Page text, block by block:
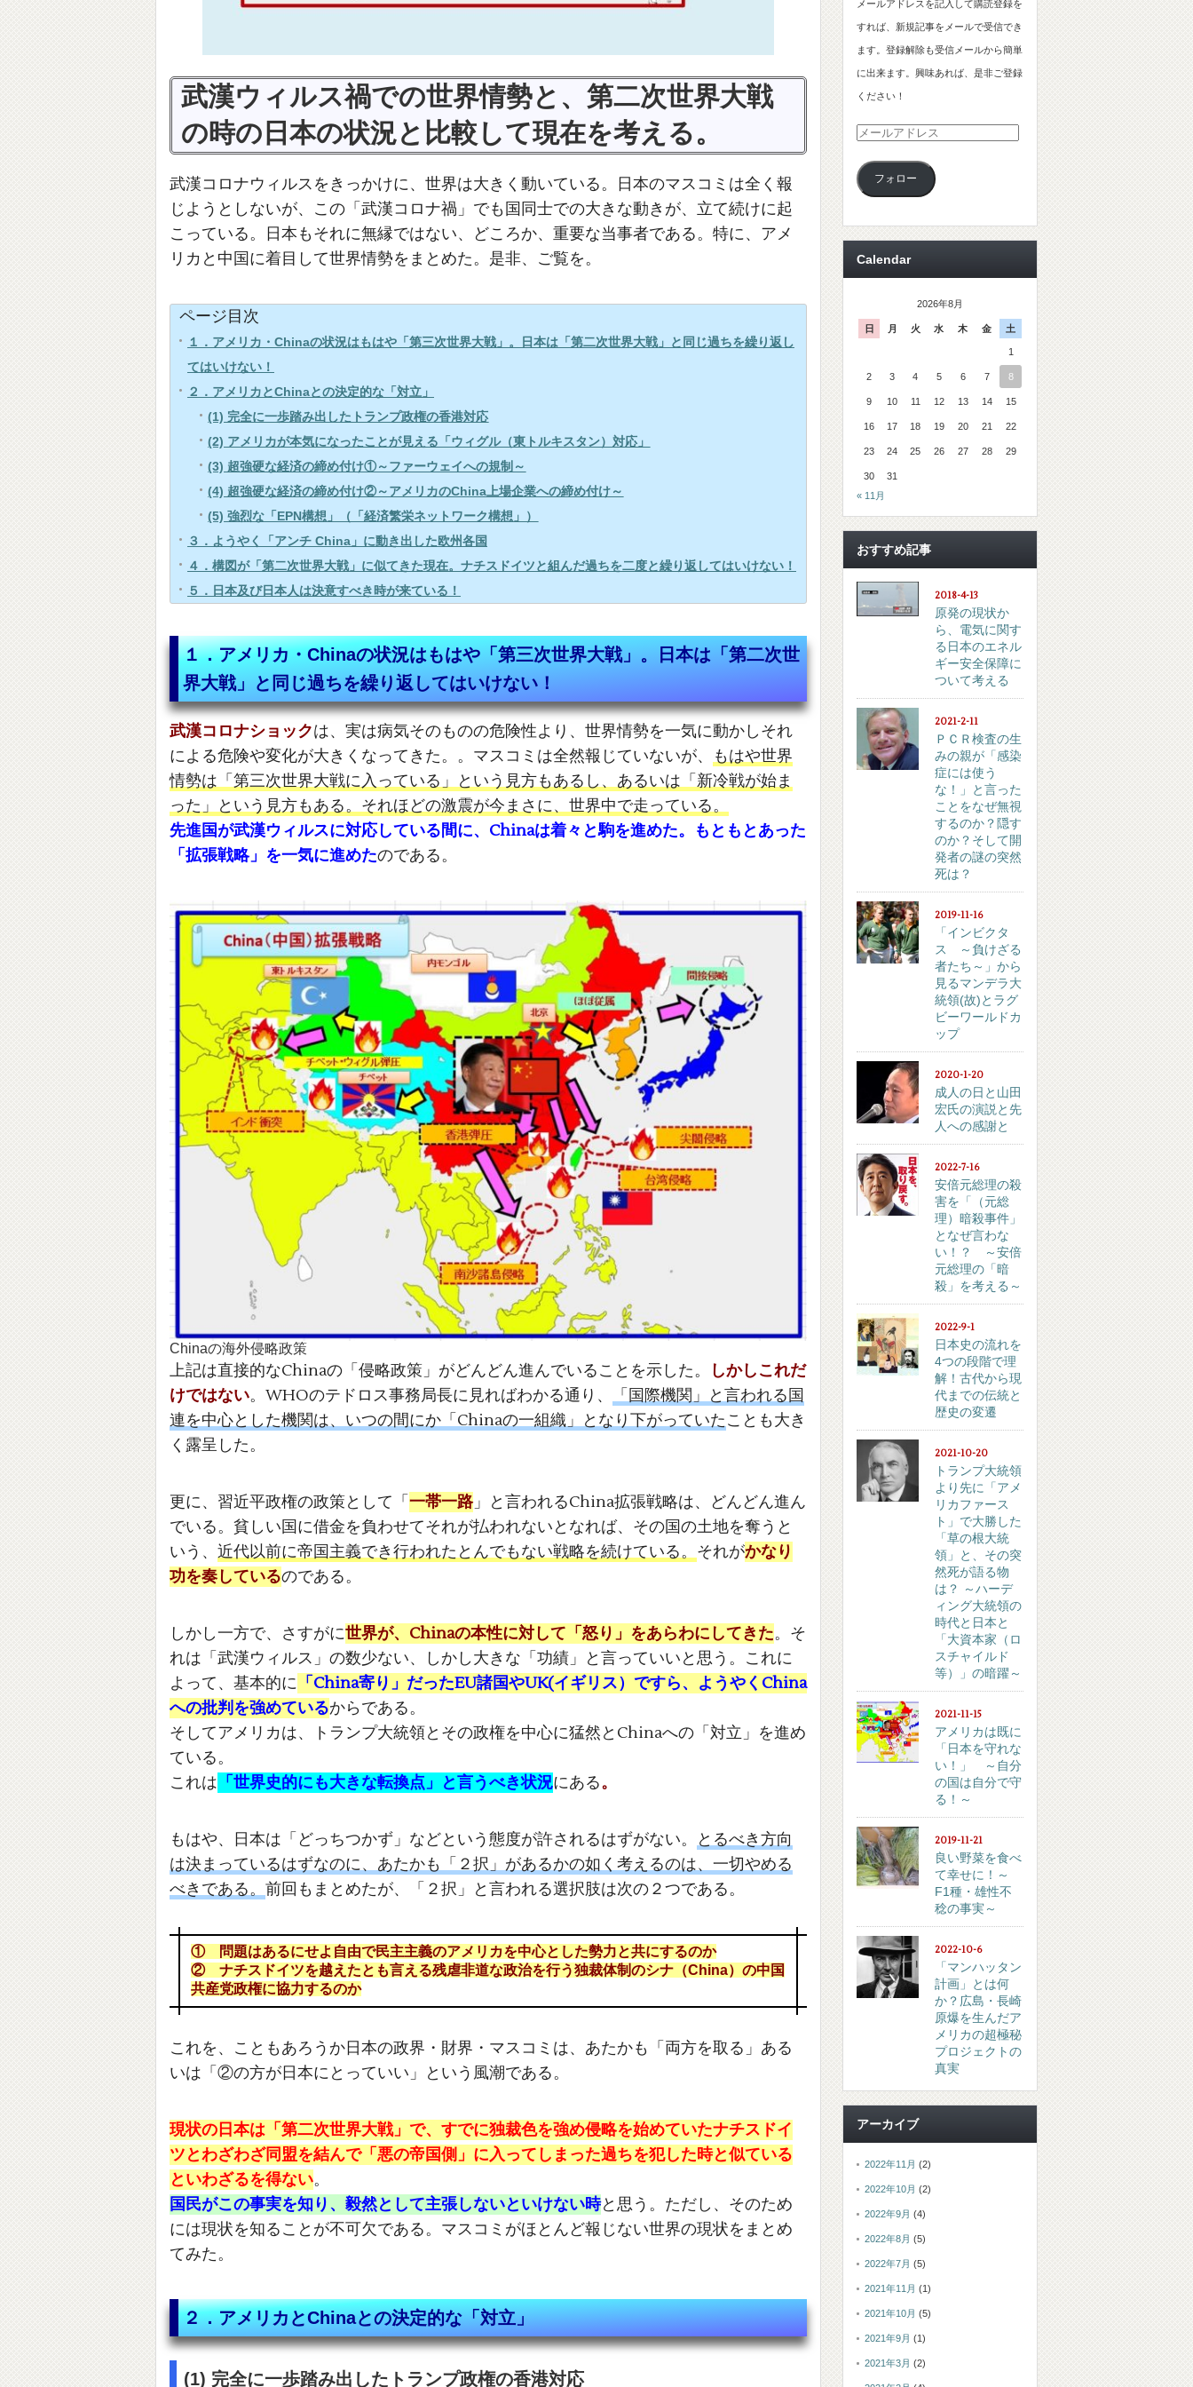
武漢ウィルス禍での世界情勢と、第二次世界大戦
の時の日本の状況と比較して現在を考える。
武漢コロナウィルスをきっかけに、世界は大きく動いている。日本のマスコミは全く報
じようとしないが、この「武漢コロナ禍」でも国同士での大きな動きが、立て続けに起
こっている。日本もそれに無縁ではない、どころか、重要な当事者である。特に、アメ
リカと中国に着目して世界情勢をまとめた。是非、ご覧を。
ページ目次
１．アメリカ・Chinaの状況はもはや「第三次世界大戦」。日本は「第二次世界大戦」と同じ過ちを繰り返し
てはいけない！
２．アメリカとChinaとの決定的な「対立」
(1) 完全に一歩踏み出したトランプ政権の香港対応
(2) アメリカが本気になったことが見える「ウィグル（東トルキスタン）対応」
(3) 超強硬な経済の締め付け①～ファーウェイへの規制～
(4) 超強硬な経済の締め付け②～アメリカのChina上場企業への締め付け～
(5) 強烈な「EPN構想」（「経済繁栄ネットワーク構想」）
３．ようやく「アンチ China」に動き出した欧州各国
４．構図が「第二次世界大戦」に似てきた現在。ナチスドイツと組んだ過ちを二度と繰り返してはいけない！
５．日本及び日本人は決意すべき時が来ている！
１．アメリカ・Chinaの状況はもはや「第三次世界大戦」。日本は「第二次世
界大戦」と同じ過ちを繰り返してはいけない！
武漢コロナショックは、実は病気そのものの危険性より、世界情勢を一気に動かしそれ
による危険や変化が大きくなってきた。。マスコミは全然報じていないが、
もはや世界
情勢は「第三次世界大戦に入っている」という見方もあるし、あるいは「新冷戦が始ま
った」という見方もある。それほどの激震が今まさに、世界中で走っている。
先進国が武漢ウィルスに対応している間に、Chinaは着々と駒を進めた。もともとあった
「拡張戦略」を一気に進めたのである。
Chinaの海外侵略政策
上記は直接的なChinaの「侵略政策」がどんどん進んでいることを示した。
しかしこれだ
けではない。WHOのテドロス事務局長に見ればわかる通り、
「国際機関」と言われる国
連を中心とした機関は、いつの間にか「Chinaの一組織」となり下がっていたことも大き
く露呈した。
更に、習近平政権の政策として「 一帯一路」と言われるChina拡張戦略は、どんどん進ん
でいる。貧しい国に借金を負わせてそれが払われないとなれば、その国の土地を奪うと
いう、 近代以前に帝国主義でき行われたとんでもない戦略を続けている。 それがかなり
功を奏しているのである。
しかし一方で、さすがに世界が、Chinaの本性に対して「怒り」をあらわにしてきた。そ
れは「武漢ウィルス」の数少ない、しかし大きな「功績」と言っていいと思う。これに
よって、基本的に 「China寄り」だったEU諸国やUK(イギリス）ですら、ようやくChina
への批判を強めているからである。
そしてアメリカは、トランプ大統領とその政権を中心に猛然とChinaへの「対立」を進め
ている。
これは 「世界史的にも大きな転換点」と言うべき状況にある。
もはや、日本は「どっちつかず」などという態度が許されるはずがない。
とるべき方向
は決まっているはずなのに、あたかも「２択」があるかの如く考えるのは、一切やめる
べきである。 前回もまとめたが、「２択」と言われる選択肢は次の２つである。
① 問題はあるにせよ自由で民主主義のアメリカを中心とした勢力と共にするのか
② ナチスドイツを越えたとも言える残虐非道な政治を行う独裁体制のシナ（China）の中国
共産党政権に協力するのか
これを、こともあろうか日本の政界・財界・マスコミは、あたかも「両方を取る」ある
いは「②の方が日本にとっていい」という風潮である。
現状の日本は「第二次世界大戦」で、すでに独裁色を強め侵略を始めていたナチスドイ
ツとわざわざ同盟を結んで「悪の帝国側」に入ってしまった過ちを犯した時と似ている
といわざるを得ない。
国民がこの事実を知り、毅然として主張しないといけない時と思う。ただし、そのため
には現状を知ることが不可欠である。マスコミがほとんど報じない世界の現状をまとめ
てみた。
２．アメリカとChinaとの決定的な「対立」
(1) 完全に一歩踏み出したトランプ政権の香港対応
メールアドレスを記入して購読登録を
すれば、新規記事をメールで受信でき
ます。登録解除も受信メールから簡単
に出来ます。興味あれば、是非ご登録
ください！
メ
ル
ド
フォロー
Calendar
2026年8月
日 月 火 水 木 金 土
1
2 3 4 5 6 7 8
9 10 11 12 13 14 15
16 17 18 19 20 21 22
23 24 25 26 27 28 29
30
31
« 11月
おすすめ記事
2018-4-13
原発の現状か
ら、電気に関す
る日本のエネル
ギー安全保障に
ついて考える
2021-2-11
ＰＣＲ検査の生
みの親が「感染
症には使う
な！」と言った
ことをなぜ無視
するのか？隠す
のか？そして開
発者の謎の突然
死は？
2019-11-16
「インビクタ
ス ～負けざる
者たち～」から
見るマンデラ大
統領(故)とラグ
ビーワールドカ
ップ
2020-1-20
成人の日と山田
宏氏の演説と先
人への感謝と
2022-7-16
安倍元総理の殺
害を「（元総
理）暗殺事件」
となぜ言わな
い！？ ～安倍
元総理の「暗
殺」を考える～
2022-9-1
日本史の流れを
4つの段階で理
解！古代から現
代までの伝統と
歴史の変遷
2021-10-20
トランプ大統領
より先に「アメ
リカファース
ト」で大勝した
「草の根大統
領」と、その突
然死が語る物
は？ ～ハーデ
ィング大統領の
時代と日本と
「大資本家（ロ
スチャイルド
等）」の暗躍～
2021-11-15
アメリカは既に
「日本を守れな
い！」 ～自分
の国は自分で守
る！～
2019-11-21
良い野菜を食べ
て幸せに！～
F1種・雄性不
稔の事実～
2022-10-6
「マンハッタン
計画」とは何
か？広島・長崎
原爆を生んだア
メリカの超極秘
プロジェクトの
真実
アーカイブ
2022年11月 (2)
2022年10月 (2)
2022年9月 (4)
2022年8月 (5)
2022年7月 (5)
2021年11月 (1)
2021年10月 (5)
2021年9月 (1)
2021年3月 (2)